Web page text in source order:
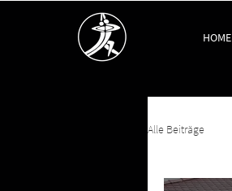
HOME
Alle Beiträge